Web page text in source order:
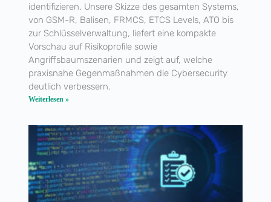
identifizieren. Unsere Skizze des gesamten Systems,
von GSM-R, Balisen, FRMCS, ETCS Levels, ATO bis
zur Schlüsselverwaltung, liefert eine kompakte
Vorschau auf Risikoprofile sowie
Angriffsbaumszenarien und zeigt auf, welche
praxisnahe Gegenmaßnahmen die Cybersecurity
deutlich verbessern.
Weiterlesen »